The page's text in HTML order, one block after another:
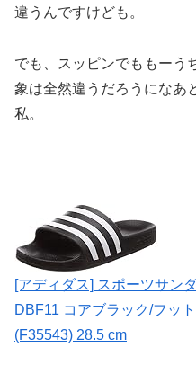
違う んですけども。
でも、スッピンでももーう
象は全然違うだろうになあ
私。
[アディダス] スポーツサン
DBF11 コアブラック/フッ
(F35543) 28.5 cm